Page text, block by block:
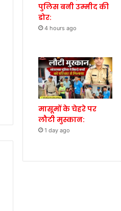
पुलिस बनी उम्मीद की
डोर:
4 hours ago
मासूमों के चेहरे पर
लौटी मुस्कान:
1 day ago